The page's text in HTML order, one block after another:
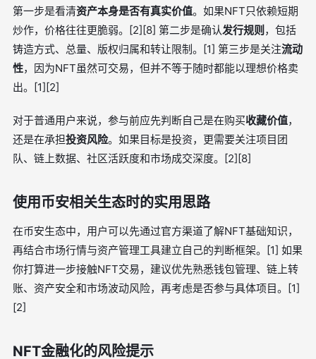
第一步是看清资产本身是否有真实价值。如果NFT只依赖短期
炒作，价格往往更脆弱。[2][8] 第二步是确认发行规则 ，包括
铸造方式、总量、版权归属和转让限制。[1] 第三步是关注流动
性，因为NFT虽然可交易，但并不等于随时都能以理想价格卖
出。[1][2]
对于普通用户来说，参与前应先判断自己是在购买收藏价值，
还是在承担投资风险。如果目标是投资，更需要关注项目团
队、链上数据、社区活跃度和市场成交深度。[2][8]
使用币安相关生态时的实用思路
在币安生态中，用户可以先通过官方渠道了解NFT基础知识，
再结合市场行情与资产管理工具建立自己的判断框架。[1] 如果
你打算进一步接触NFT交易，建议优先熟悉钱包管理、链上转
账、资产安全和市场波动风险，再考虑是否参与具体项目。[1]
[2]
NFT金融化的风险提示